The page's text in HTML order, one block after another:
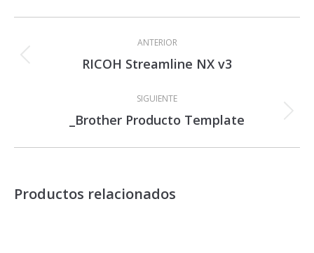
Navegación
entre
proyectos
ANTERIOR
Proyecto
RICOH Streamline NX v3
SIGUIENTE
Proyecto
_Brother Producto Template
Productos relacionados